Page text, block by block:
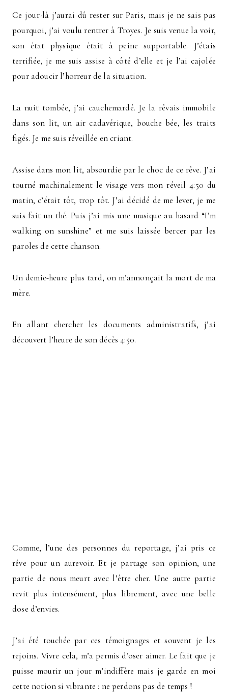
Ce jour-là j’aurai dû rester sur Paris, mais je ne sais pas
pourquoi, j’ai voulu rentrer à Troyes. Je suis venue la voir,
son état physique était à peine supportable. J’étais
terrifiée, je me suis assise à côté d’elle et je l’ai cajolée
pour adoucir l’horreur de la situation.
La nuit tombée, j’ai cauchemardé. Je la rêvais immobile
dans son lit, un air cadavérique, bouche bée, les traits
figés. Je me suis réveillée en criant.
Assise dans mon lit, absourdie par le choc de ce rêve. J’ai
tourné machinalement le visage vers mon réveil 4:50 du
matin, c’était tôt, trop tôt. J’ai décidé de me lever, je me
suis fait un thé. Puis j’ai mis une musique au hasard “I’m
walking on sunshine” et me suis laissée bercer par les
paroles de cette chanson.
Un demie-heure plus tard, on m’annonçait la mort de ma
mère.
En allant chercher les documents administratifs, j’ai
découvert l’heure de son décès 4:50.
Comme, l’une des personnes du reportage, j’ai pris ce
rêve pour un aurevoir. Et je partage son opinion, une
partie de nous meurt avec l’être cher. Une autre partie
revit plus intensément, plus librement, avec une belle
dose d’envies.
J’ai été touchée par ces témoignages et souvent je les
rejoins. Vivre cela, m’a permis d’oser aimer. Le fait que je
puisse mourir un jour m’indiffère mais je garde en moi
cette notion si vibrante : ne perdons pas de temps !